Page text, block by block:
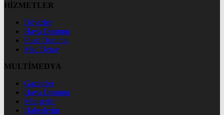
HİZMETLER
Dövizler
Hava Durumu
Puan Durumu
Maç Detay
MULTİMEDYA
Gazeteler
Hava Durumu
Manşetler
Haberlerim